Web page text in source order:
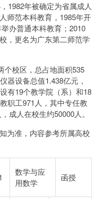
1982年被确定为省属成人
师范本科教育，1985年开
办普通本科教育；2010
，更名为广东第二师范学
个校区，总占地面积535
器设备总值1.438亿元，
有19个教学院（系）和18
职工971人，其中专任教
成人在校生约50000人。
为准，内容参考所属高校
数学与应
用数学
函授